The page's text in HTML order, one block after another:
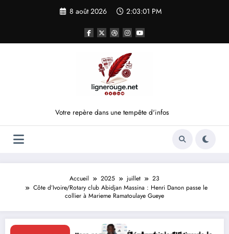
8 août 2026 2:03:01 PM
Votre repère dans une tempête d'infos
Accueil 2025 juillet
23
Côte d’Ivoire/Rotary club Abidjan Massina : Henri Danon passe le
collier à Marieme Ramatoulaye Gueye